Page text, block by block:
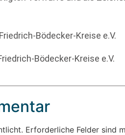
Bödecker-Kreise e.V.
Bödecker-Kreise e.V.
Erforderliche Felder sind